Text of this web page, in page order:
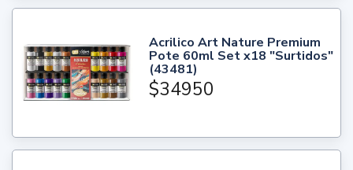
Acrilico Art Nature Premium
Pote 60ml Set x18 "Surtidos"
(43481)
$34950